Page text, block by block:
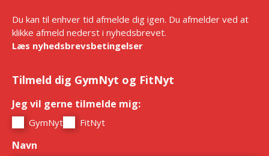
Du kan til enhver tid afmelde dig igen. Du afmelder ved at
klikke afmeld nederst i nyhedsbrevet.
Læs nyhedsbrevsbetingelser
Tilmeld dig GymNyt og FitNyt
Jeg vil gerne tilmelde mig:
GymNyt FitNyt
Navn